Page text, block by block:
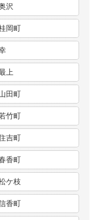
沢
岡町
上
田町
竹町
吉町
香町
ケ枝
香町